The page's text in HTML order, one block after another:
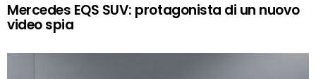
Mercedes EQS SUV: protagonista di un nuovo
video spia